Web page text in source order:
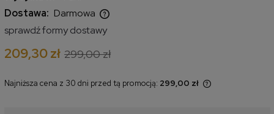
Dostawa: Darmowa
Cena nie zawiera ewentualnych kosztów płatności
sprawdź formy dostawy
209,30 zł 299,00 zł
Najniższa cena z 30 dni przed tą promocją: 299,00 zł